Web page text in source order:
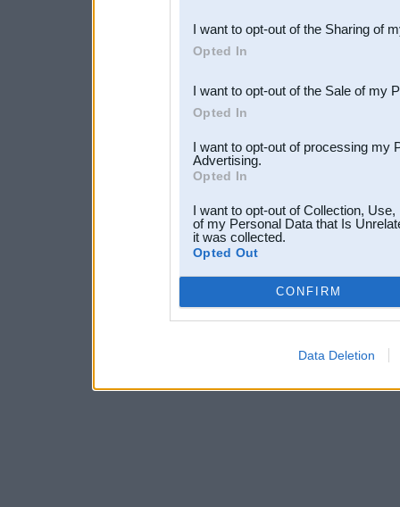
Downstream Participants
third parties.
I want to opt-out of the Sharing of
Opted In
I want to opt-out of the Sale of my
Opted In
I want to opt-out of processing my
Advertising.
Opted In
I want to opt-out of Collection,
of my Personal Data that Is
it was collected.
Opted Out
CONFIRM
Data Deletion